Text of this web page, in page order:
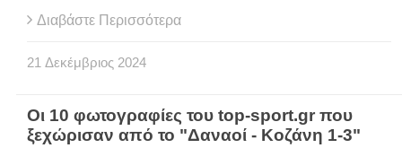
Διαβάστε Περισσότερα
21 Δεκέμβριος 2024
Οι 10 φωτογραφίες του top-sport.gr που
ξεχώρισαν από το "Δαναοί - Κοζάνη 1-3"